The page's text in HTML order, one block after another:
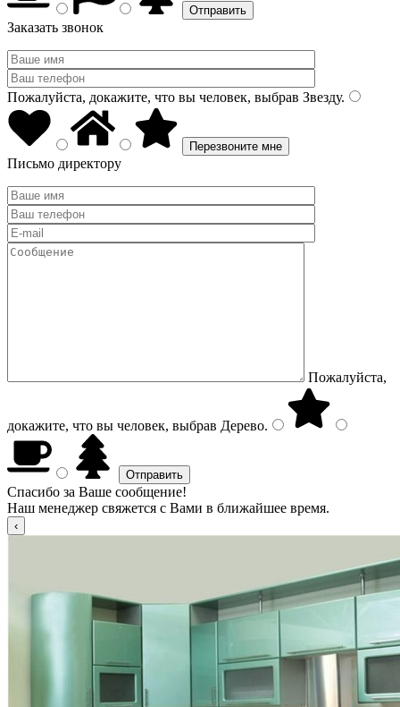
Заказать звонок
Пожалуйста, докажите, что вы человек, выбрав Звезду.
Письмо директору
Пожалуйста,
докажите, что вы человек, выбрав Дерево.
Спасибо за Ваше сообщение!
Наш менеджер свяжется с Вами в ближайшее время.